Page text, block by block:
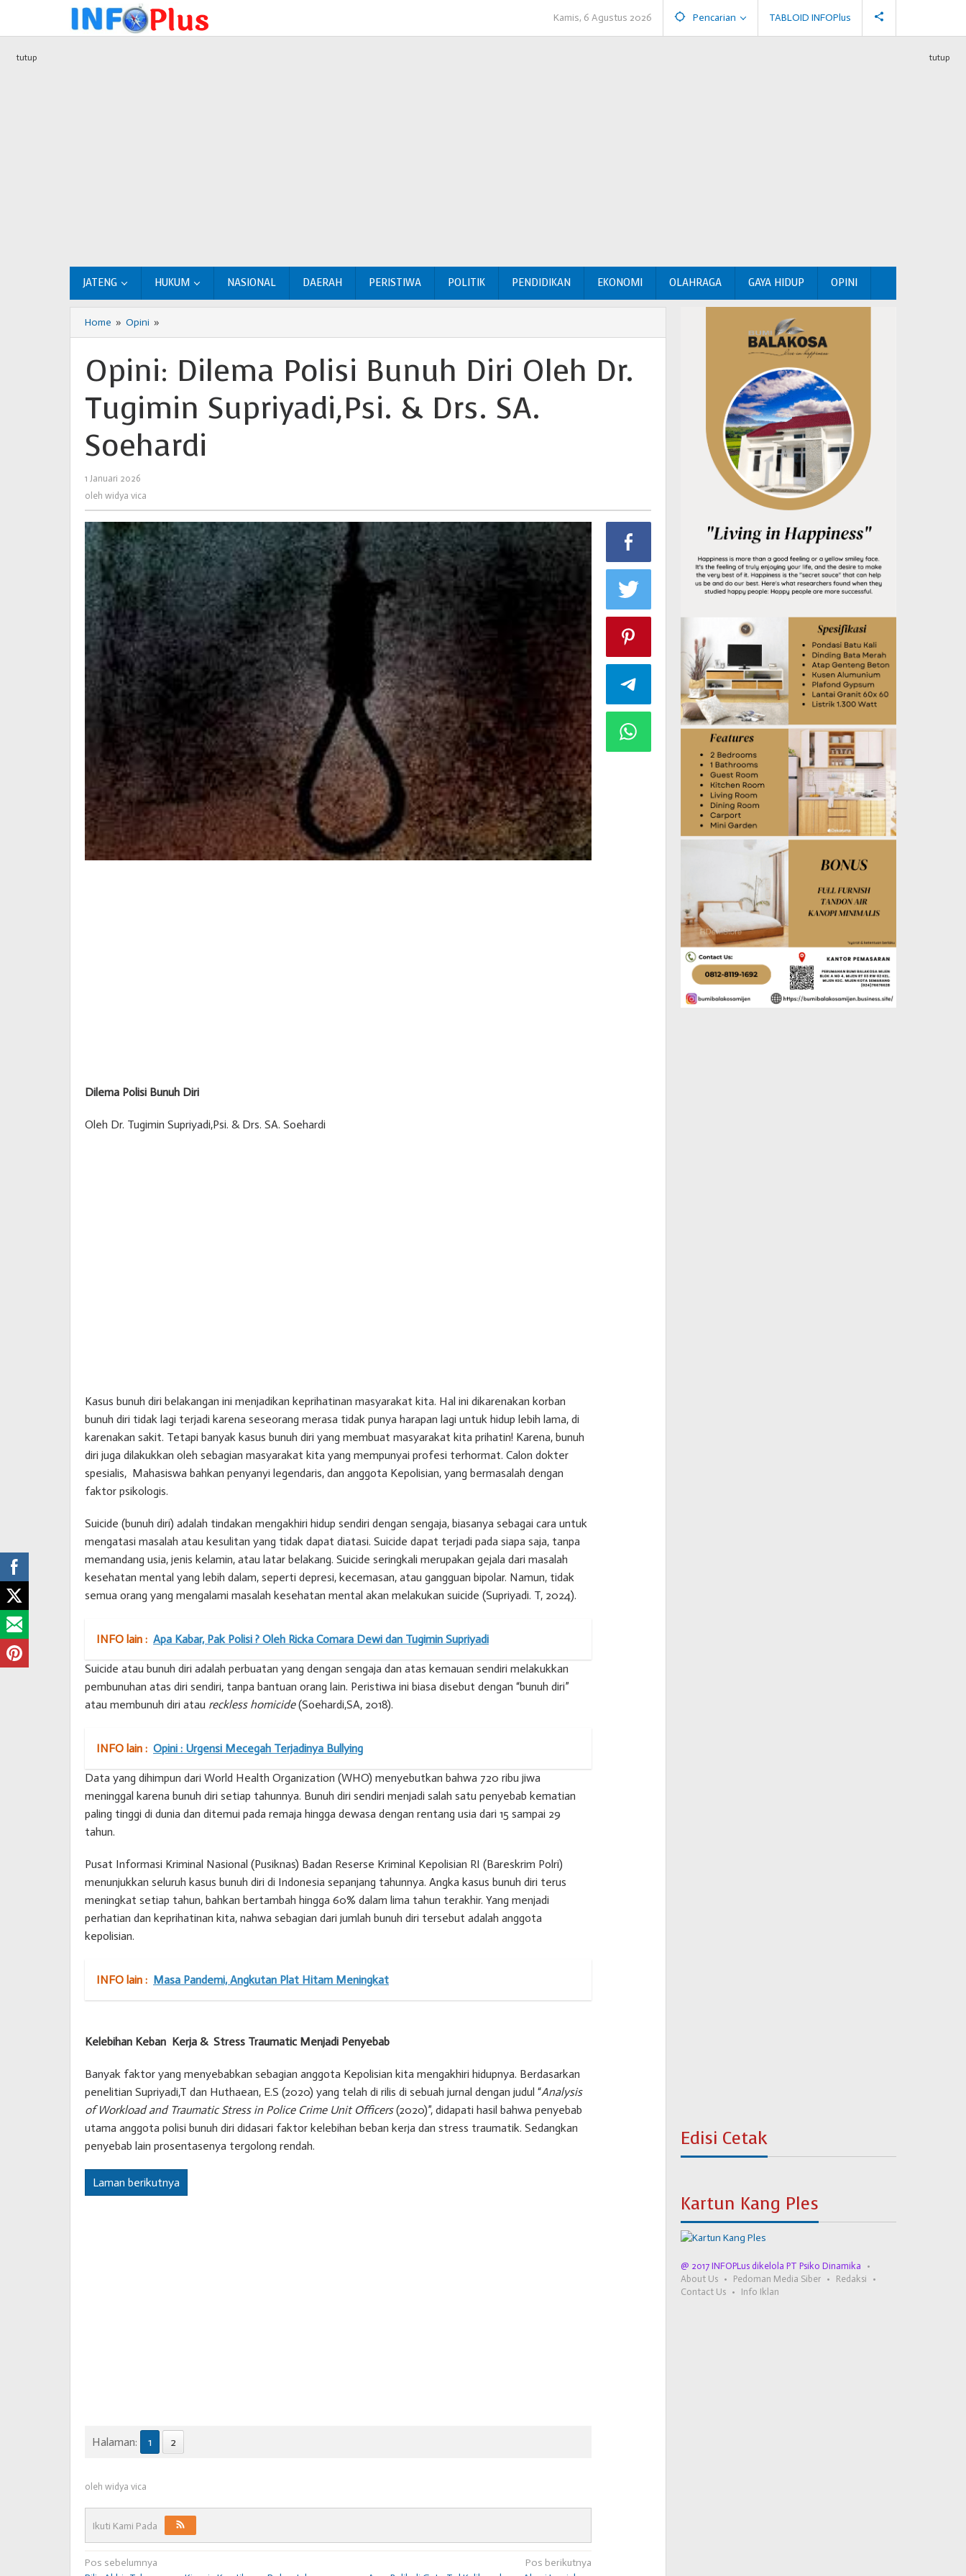
konten
Kamis, 6 Agustus 2026 Pencarian TABLOID INFOPlus
JATENG HUKUM NASIONAL DAERAH PERISTIWA POLITIK PENDIDIKAN EKONOMI OLAHRAGA GAYA HIDUP OPINI
tutup tutup
Home » Opini »
Dilema
Bunuh
Diri
Oleh
Supriyadi,Psi.
&
Opini: Dilema Polisi Bunuh Diri Oleh Dr.
Tugimin Supriyadi,Psi. & Drs. SA.
Soehardi
1 Januari 2026
oleh widya vica
Dilema Polisi Bunuh Diri
Oleh Dr. Tugimin Supriyadi,Psi. & Drs. SA. Soehardi
Kasus bunuh diri belakangan ini menjadikan keprihatinan masyarakat kita. Hal ini dikarenakan korban
bunuh diri tidak lagi terjadi karena seseorang merasa tidak punya harapan lagi untuk hidup lebih lama, di
karenakan sakit. Tetapi banyak kasus bunuh diri yang membuat masyarakat kita prihatin! Karena, bunuh
diri juga dilakukkan oleh sebagian masyarakat kita yang mempunyai profesi terhormat. Calon dokter
spesialis, Mahasiswa bahkan penyanyi legendaris, dan anggota Kepolisian, yang bermasalah dengan
faktor psikologis.
Suicide (bunuh diri) adalah tindakan mengakhiri hidup sendiri dengan sengaja, biasanya sebagai cara untuk
mengatasi masalah atau kesulitan yang tidak dapat diatasi. Suicide dapat terjadi pada siapa saja, tanpa
memandang usia, jenis kelamin, atau latar belakang. Suicide seringkali merupakan gejala dari masalah
kesehatan mental yang lebih dalam, seperti depresi, kecemasan, atau gangguan bipolar. Namun, tidak
semua orang yang mengalami masalah kesehatan mental akan melakukan suicide (Supriyadi. T, 2024).
INFO lain : Apa Kabar, Pak Polisi ? Oleh Ricka Comara Dewi dan Tugimin Supriyadi
Suicide atau bunuh diri adalah perbuatan yang dengan sengaja dan atas kemauan sendiri melakukkan
pembunuhan atas diri sendiri, tanpa bantuan orang lain. Peristiwa ini biasa disebut dengan “bunuh diri”
atau membunuh diri atau reckless homicide(Soehardi,SA, 2018).
INFO lain : Opini : Urgensi Mecegah Terjadinya Bullying
Data yang dihimpun dari World Health Organization (WHO) menyebutkan bahwa 720 ribu jiwa
meninggal karena bunuh diri setiap tahunnya. Bunuh diri sendiri menjadi salah satu penyebab kematian
paling tinggi di dunia dan ditemui pada remaja hingga dewasa dengan rentang usia dari 15 sampai 29
tahun.
Pusat Informasi Kriminal Nasional (Pusiknas) Badan Reserse Kriminal Kepolisian RI (Bareskrim Polri)
menunjukkan seluruh kasus bunuh diri di Indonesia sepanjang tahunnya. Angka kasus bunuh diri terus
meningkat setiap tahun, bahkan bertambah hingga 60% dalam lima tahun terakhir. Yang menjadi
perhatian dan keprihatinan kita, nahwa sebagian dari jumlah bunuh diri tersebut adalah anggota
kepolisian.
INFO lain : Masa Pandemi, Angkutan Plat Hitam Meningkat
Kelebihan Keban Kerja & Stress Traumatic Menjadi Penyebab
Banyak faktor yang menyebabkan sebagian anggota Kepolisian kita mengakhiri hidupnya. Berdasarkan
penelitian Supriyadi,T dan Huthaean, E.S (2020) yang telah di rilis di sebuah jurnal dengan judul “Analysis
of Workload and Traumatic Stress in Police Crime Unit Officers(2020)”, didapati hasil bahwa penyebab
utama anggota polisi bunuh diri didasari faktor kelebihan beban kerja dan stress traumatik. Sedangkan
penyebab lain prosentasenya tergolong rendah.
Laman berikutnya
Halaman: 1 2
oleh widya vica
Ikuti Kami Pada
Navigasi
Pos sebelumnya
Pos berikutnya
Edisi Cetak
Kartun Kang Ples
@ 2017 INFOPLus dikelola PT Psiko Dinamika
About Us
Pedoman Media Siber
Redaksi
Contact Us
Info Iklan